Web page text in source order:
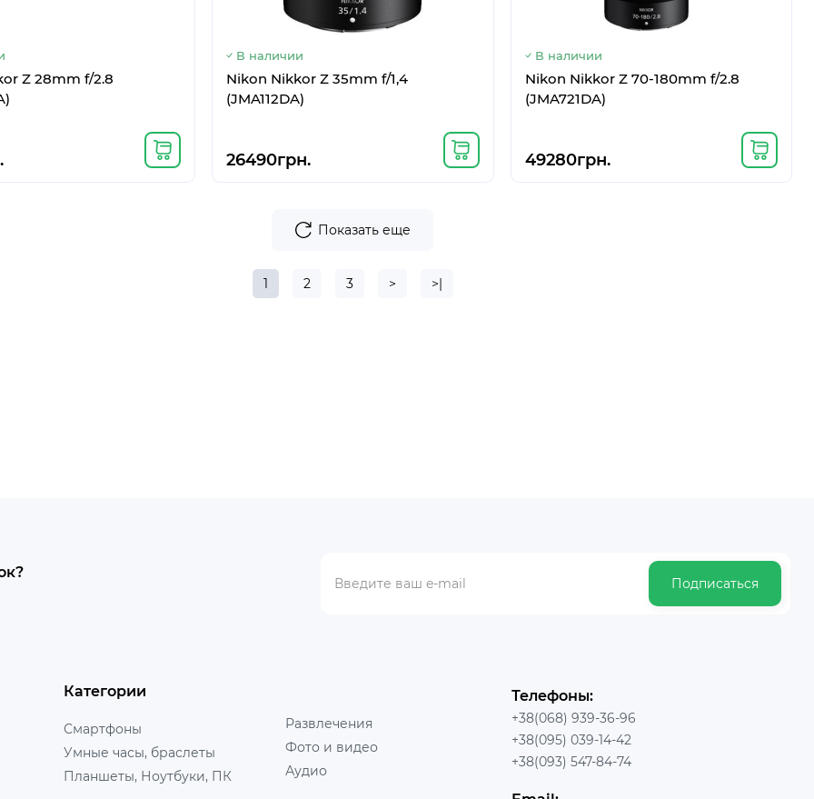
Z 28mm f/2.8
В наличии
Nikon Nikkor Z 35mm f/1,4
(JMA112DA)
26490грн.
В наличии
Nikon Nikkor Z 70-180mm f/2.8
(JMA721DA)
49280грн.
Показать еще
1 2 3 > >|
Подписаться
Категории
Смартфоны
Умные часы, браслеты
Планшеты, Ноутбуки, ПК
Развлечения
Фото и видео
Аудио
Телефоны:
+38(068) 939-36-96
+38(095) 039-14-42
+38(093) 547-84-74